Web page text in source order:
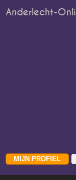
Anderlecht-